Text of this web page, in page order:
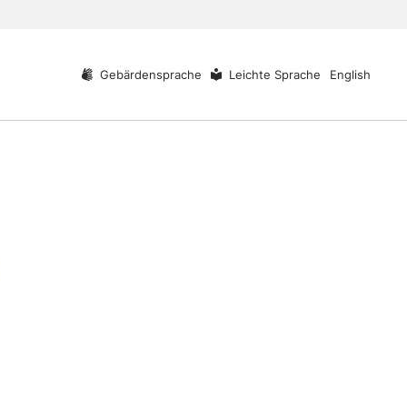
Gebärdensprache Leichte Sprache English